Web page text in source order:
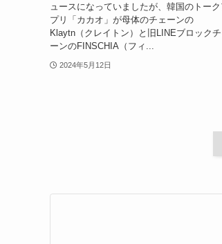
ュースになっていましたが、韓国のトーク
プリ「カカオ」が母体のチェーンの
Klaytn（クレイトン）と旧LINEブロックチ
ーンのFINSCHIA（フィ...
2024年5月12日